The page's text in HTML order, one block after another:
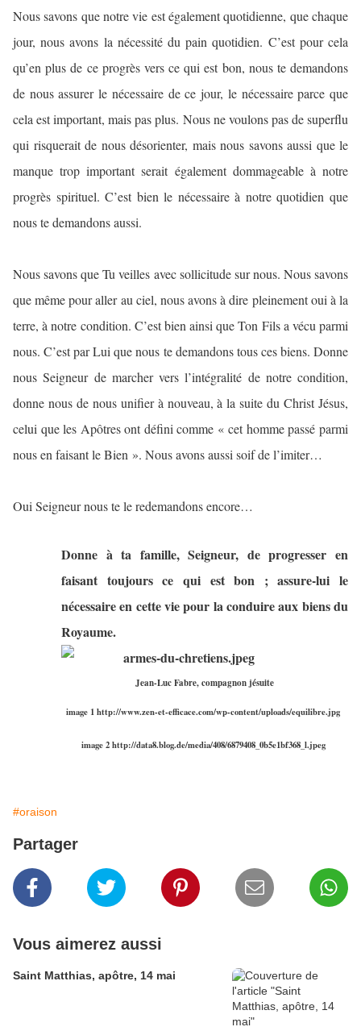
Nous savons que notre vie est également quotidienne, que chaque
jour, nous avons la nécessité du pain quotidien. C’est pour cela
qu’en plus de ce progrès vers ce qui est bon, nous te demandons
de nous assurer le nécessaire de ce jour, le nécessaire parce que
cela est important, mais pas plus. Nous ne voulons pas de superflu
qui risquerait de nous désorienter, mais nous savons aussi que le
manque trop important serait également dommageable à notre
progrès spirituel. C’est bien le nécessaire à notre quotidien que
nous te demandons aussi.
Nous savons que Tu veilles avec sollicitude sur nous. Nous savons
que même pour aller au ciel, nous avons à dire pleinement oui à la
terre, à notre condition. C’est bien ainsi que Ton Fils a vécu parmi
nous. C’est par Lui que nous te demandons tous ces biens. Donne
nous Seigneur de marcher vers l’intégralité de notre condition,
donne nous de nous unifier à nouveau, à la suite du Christ Jésus,
celui que les Apôtres ont défini comme « cet homme passé parmi
nous en faisant le Bien ». Nous avons aussi soif de l’imiter…
Oui Seigneur nous te le redemandons encore…
Donne à ta famille, Seigneur, de progresser en
faisant toujours ce qui est bon ; assure-lui le
nécessaire en cette vie pour la conduire aux biens du
Royaume.
Jean-Luc Fabre, compagnon jésuite
image 1 http://www.zen-et-efficace.com/wp-content/uploads/equilibre.jpg
image 2 http://data8.blog.de/media/408/6879408_0b5e1bf368_l.jpeg
#oraison
Partager
Vous aimerez aussi
Saint Matthias, apôtre, 14 mai